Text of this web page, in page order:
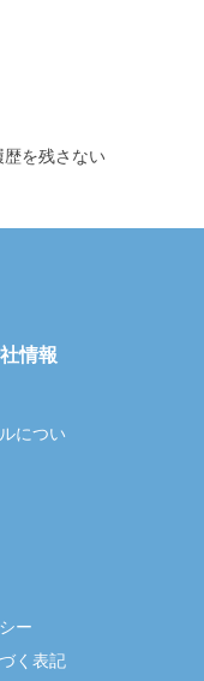
歴を残さない
情報
につい
ー
く表記